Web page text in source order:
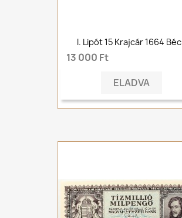
I. Lipót 15 Krajcár 1664
13 000 Ft
ELADVA